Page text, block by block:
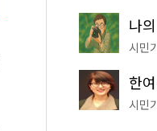
시민
시민